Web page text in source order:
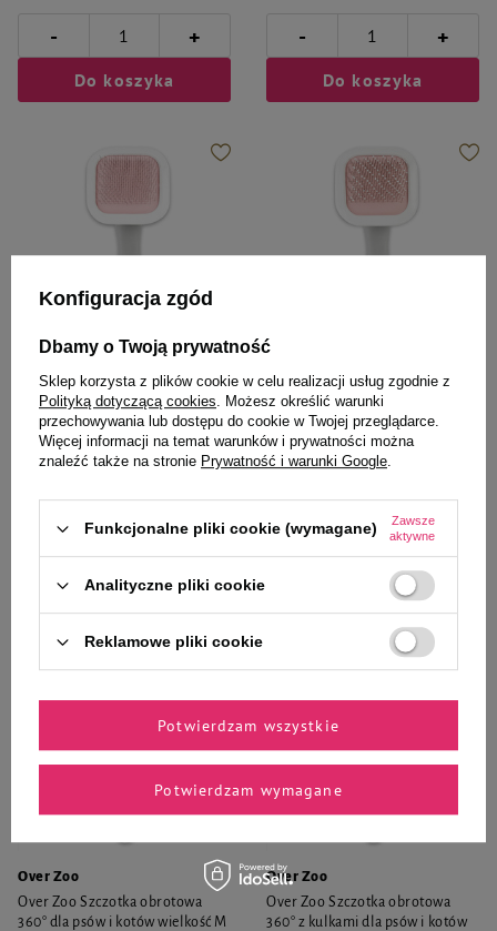
- +
Do koszyka
- +
Do koszyka
Over Zoo
Over Zoo Szczotka obrotowa dla
psów i kotów wielkość S
- +
Do koszyka
Over Zoo
Over Zoo Szczotka obrotowa z
kulkami dla psów i kotów
wielkość S
-
Do koszyka
Over Zoo
Over Zoo Szczotka obrotowa
360° dla psów i kotów wielkość M
Over Zoo
Over Zoo Szczotka obrotowa
360° z kulkami dla psów i kotów
Konfiguracja zgód
Dbamy o Twoją prywatność
Sklep korzysta z plików cookie w celu realizacji usług zgodnie z
Polityką dotyczącą cookies. Możesz określić warunki
przechowywania lub dostępu do cookie w Twojej przeglądarce.
Więcej informacji na temat warunków i prywatności można
znaleźć także na stronie Prywatność i warunki Google.
Funkcjonalne pliki cookie (wymagane)
Zawsze
aktywne
Analityczne pliki cookie
Reklamowe pliki cookie
Potwierdzam wymagane
Potwierdzam wszystkie